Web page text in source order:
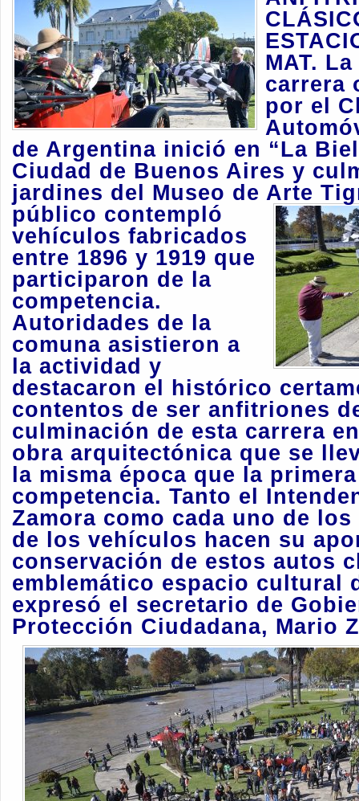
MAT.
carrera
por el
de Argentina inició en “La
Ciudad de Buenos Aires y
jardines del Museo de Arte
público contempló
vehículos fabricados
entre 1896 y 1919 que
participaron de la
competencia.
Autoridades de la
comuna asistieron a
la actividad y
destacaron el histórico
contentos de ser anfitriones
culminación de esta carrera
obra arquitectónica que se
la misma época que la
competencia. Tanto el
Zamora como cada uno de
de los vehículos hacen su
conservación de estos autos
emblemático espacio cultural
expresó el secretario de
Protección Ciudadana, Mario